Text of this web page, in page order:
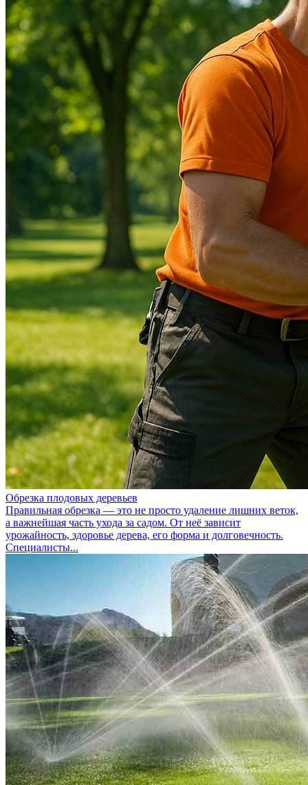
Обрезка плодовых деревьев
Правильная обрезка — это не просто удаление лишних веток,
а важнейшая часть ухода за садом. От неё зависит
урожайность, здоровье дерева, его форма и долговечность.
Специалисты...